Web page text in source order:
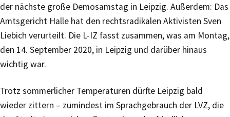
der nächste große Demosamstag in Leipzig. Außerdem: Das
Amtsgericht Halle hat den rechtsradikalen Aktivisten Sven
Liebich verurteilt. Die L-IZ fasst zusammen, was am Montag,
den 14. September 2020, in Leipzig und darüber hinaus
wichtig war.
Trotz sommerlicher Temperaturen dürfte Leipzig bald
wieder zittern – zumindest im Sprachgebrauch der LVZ, die